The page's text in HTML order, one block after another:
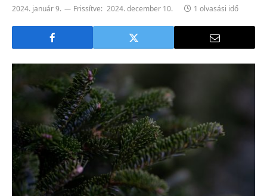
2024. január 9. Frissítve: 2024. december 10. 1 olvasási idő